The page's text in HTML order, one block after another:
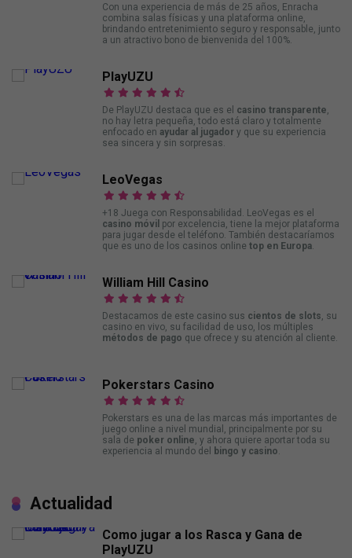
Con una experiencia de más de 25 años, Enracha
combina salas físicas y una plataforma online,
brindando entretenimiento seguro y responsable, junto
a un atractivo bono de bienvenida del 100%.
PlayUZU
De PlayUZU destaca que es el casino transparente,
no hay letra pequeña, todo está claro y totalmente
enfocado en ayudar al jugador y que su experiencia
sea sincera y sin sorpresas.
LeoVegas
+18 Juega con Responsabilidad. LeoVegas es el
casino móvil por excelencia, tiene la mejor plataforma
para jugar desde el teléfono. También destacaríamos
que es uno de los casinos online top en Europa.
William Hill Casino
Destacamos de este casino sus cientos de slots, su
casino en vivo, su facilidad de uso, los múltiples
métodos de pago que ofrece y su atención al cliente.
Pokerstars Casino
Pokerstars es una de las marcas más importantes de
juego online a nivel mundial, principalmente por su
sala de poker online, y ahora quiere aportar toda su
experiencia al mundo del
bingo y casino.
Actualidad
Como jugar a los Rasca y Gana de
PlayUZU